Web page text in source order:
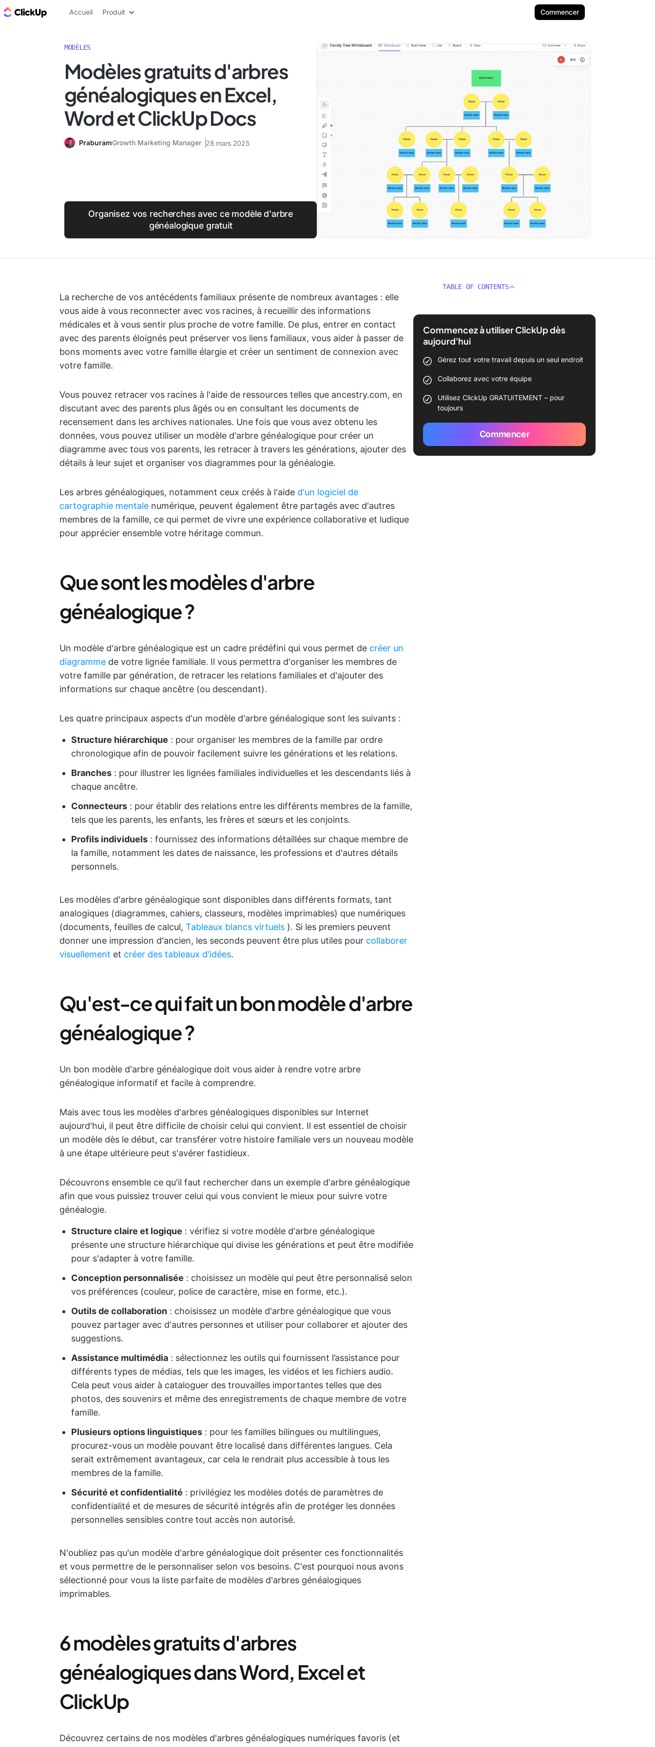
ClickUp Blog
Accueil Produit Commencer
MODÈLES
Modèles gratuits d'arbres
généalogiques en Excel,
Word et ClickUp Docs
PraburamGrowth Marketing Manager 28 mars 2025
Organisez vos recherches avec ce modèle d'arbre
généalogique gratuit
La recherche de vos antécédents familiaux présente de nombreux avantages : elle
vous aide à vous reconnecter avec vos racines, à recueillir des informations
médicales et à vous sentir plus proche de votre famille. De plus, entrer en contact
avec des parents éloignés peut préserver vos liens familiaux, vous aider à passer de
bons moments avec votre famille élargie et créer un sentiment de connexion avec
votre famille.
Vous pouvez retracer vos racines à l'aide de ressources telles que ancestry.com, en
discutant avec des parents plus âgés ou en consultant les documents de
recensement dans les archives nationales. Une fois que vous avez obtenu les
données, vous pouvez utiliser un modèle d'arbre généalogique pour créer un
diagramme avec tous vos parents, les retracer à travers les générations, ajouter des
détails à leur sujet et organiser vos diagrammes pour la généalogie.
Les arbres généalogiques, notamment ceux créés à l'aide d'un logiciel de
cartographie mentale numérique, peuvent également être partagés avec d'autres
membres de la famille, ce qui permet de vivre une expérience collaborative et ludique
pour apprécier ensemble votre héritage commun.
Que sont les modèles d'arbre
généalogique ?
Un modèle d'arbre généalogique est un cadre prédéfini qui vous permet de créer un
diagramme de votre lignée familiale. Il vous permettra d'organiser les membres de
votre famille par génération, de retracer les relations familiales et d'ajouter des
informations sur chaque ancêtre (ou descendant).
Les quatre principaux aspects d'un modèle d'arbre généalogique sont les suivants :
Structure hiérarchique : pour organiser les membres de la famille par ordre
chronologique afin de pouvoir facilement suivre les générations et les relations.
Branches : pour illustrer les lignées familiales individuelles et les descendants liés à
chaque ancêtre.
Connecteurs : pour établir des relations entre les différents membres de la famille,
tels que les parents, les enfants, les frères et sœurs et les conjoints.
Profils individuels : fournissez des informations détaillées sur chaque membre de
la famille, notamment les dates de naissance, les professions et d'autres détails
personnels.
Les modèles d'arbre généalogique sont disponibles dans différents formats, tant
analogiques (diagrammes, cahiers, classeurs, modèles imprimables) que numériques
(documents, feuilles de calcul, Tableaux blancs virtuels ). Si les premiers peuvent
donner une impression d'ancien, les seconds peuvent être plus utiles pour collaborer
visuellement et créer des tableaux d'idées.
Qu'est-ce qui fait un bon modèle d'arbre
généalogique ?
Un bon modèle d'arbre généalogique doit vous aider à rendre votre arbre
généalogique informatif et facile à comprendre.
Mais avec tous les modèles d'arbres généalogiques disponibles sur Internet
aujourd'hui, il peut être difficile de choisir celui qui convient. Il est essentiel de choisir
un modèle dès le début, car transférer votre histoire familiale vers un nouveau modèle
à une étape ultérieure peut s'avérer fastidieux.
Découvrons ensemble ce qu'il faut rechercher dans un exemple d'arbre généalogique
afin que vous puissiez trouver celui qui vous convient le mieux pour suivre votre
généalogie.
Structure claire et logique : vérifiez si votre modèle d'arbre généalogique
présente une structure hiérarchique qui divise les générations et peut être modifiée
pour s'adapter à votre famille.
Conception personnalisée : choisissez un modèle qui peut être personnalisé selon
vos préférences (couleur, police de caractère, mise en forme, etc.).
Outils de collaboration : choisissez un modèle d'arbre généalogique que vous
pouvez partager avec d'autres personnes et utiliser pour collaborer et ajouter des
suggestions.
Assistance multimédia : sélectionnez les outils qui fournissent l’assistance pour
différents types de médias, tels que les images, les vidéos et les fichiers audio.
Cela peut vous aider à cataloguer des trouvailles importantes telles que des
photos, des souvenirs et même des enregistrements de chaque membre de votre
famille.
Plusieurs options linguistiques : pour les familles bilingues ou multilingues,
procurez-vous un modèle pouvant être localisé dans différentes langues. Cela
serait extrêmement avantageux, car cela le rendrait plus accessible à tous les
membres de la famille.
Sécurité et confidentialité : privilégiez les modèles dotés de paramètres de
confidentialité et de mesures de sécurité intégrés afin de protéger les données
personnelles sensibles contre tout accès non autorisé.
N'oubliez pas qu'un modèle d'arbre généalogique doit présenter ces fonctionnalités
et vous permettre de le personnaliser selon vos besoins. C'est pourquoi nous avons
sélectionné pour vous la liste parfaite de modèles d'arbres généalogiques
imprimables.
6 modèles gratuits d'arbres
généalogiques dans Word, Excel et
ClickUp
Découvrez certains de nos modèles d'arbres généalogiques numériques favoris (et
TABLE OF CONTENTS
Commencez à utiliser ClickUp dès
aujourd'hui
Gérez tout votre travail depuis un seul endroit
Collaborez avec votre équipe
Utilisez ClickUp GRATUITEMENT – pour
toujours
Commencer